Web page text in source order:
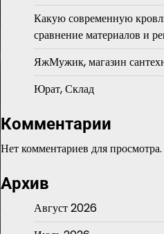
Какую современную
сравнение материалов и
ЯжМужик, магазин
Юрат, Склад
Комментарии
Нет комментариев для просмотра.
Архив
Август 2026